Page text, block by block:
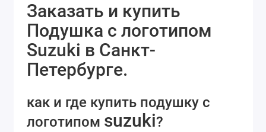
Заказать и купить
Подушка с логотипом
Suzuki в Санкт-
Петербурге.
как и где купить подушку с
логотипом suzuki?